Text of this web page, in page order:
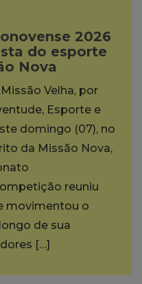
2026
do esporte
Nova
Velha, por
Esporte e
domingo (07), no
da Missão Nova,
reuniu
movimentou o
de sua
[…]